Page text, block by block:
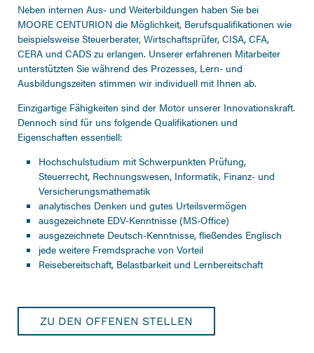
Neben internen Aus- und Weiterbildungen haben Sie bei
MOORE CENTURION die Möglichkeit, Berufsqualifikationen wie
beispielsweise Steuerberater, Wirtschaftsprüfer, CISA, CFA,
CERA und CADS zu erlangen. Unserer erfahrenen Mitarbeiter
unterstützten Sie während des Prozesses, Lern- und
Ausbildungszeiten stimmen wir individuell mit Ihnen ab.
Einzigartige Fähigkeiten sind der Motor unserer Innovationskraft.
Dennoch sind für uns folgende Qualifikationen und
Eigenschaften essentiell:
Hochschulstudium mit Schwerpunkten Prüfung,
Steuerrecht, Rechnungswesen, Informatik, Finanz- und
Versicherungsmathematik
analytisches Denken und gutes Urteilsvermögen
ausgezeichnete EDV-Kenntnisse (MS-Office)
ausgezeichnete Deutsch-Kenntnisse, fließendes Englisch
jede weitere Fremdsprache von Vorteil
Reisebereitschaft, Belastbarkeit und Lernbereitschaft
ZU DEN OFFENEN STELLEN